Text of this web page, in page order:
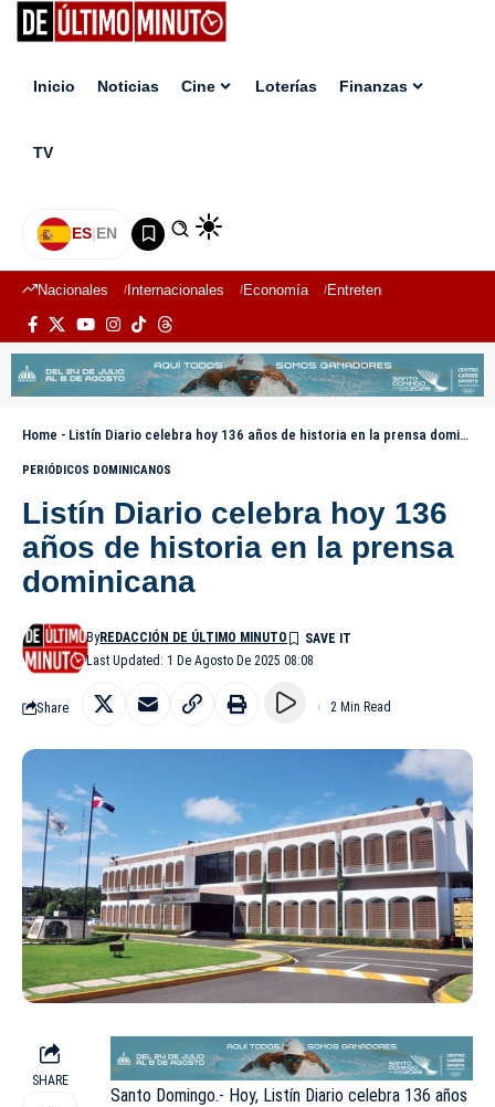
Inicio Noticias Cine Loterías Finanzas
TV
ES|EN
Nacionales Internacionales Economía Entretenimiento
Home - Listín Diario celebra hoy 136 años de historia en la prensa dominicana
PERIÓDICOS DOMINICANOS
Listín Diario celebra hoy 136
años de historia en la prensa
dominicana
Last Updated: 1 De Agosto De 2025 08:08
ByREDACCIÓN DE ÚLTIMO MINUTO
Share 2 Min Read
SHARE
Santo Domingo.- Hoy, Listín Diario celebra 136 años